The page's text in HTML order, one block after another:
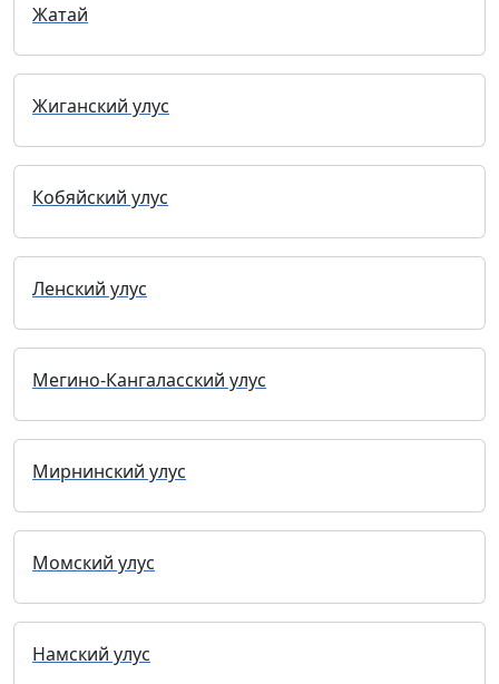
Жатай
Жиганский улус
Кобяйский улус
Ленский улус
Мегино-Кангаласский улус
Мирнинский улус
Момский улус
Намский улус